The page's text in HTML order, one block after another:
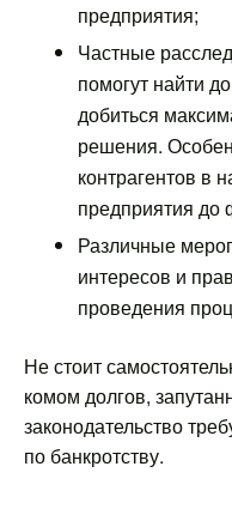
предприятия;
Частные
помогут найти
добиться
решения.
контрагентов в
предприятия до
Различные
интересов и
проведения
Не стоит
комом долгов,
законодательство
по банкротству.